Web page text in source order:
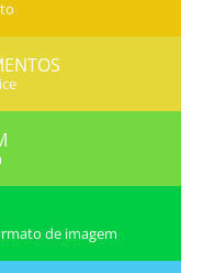
de imagem